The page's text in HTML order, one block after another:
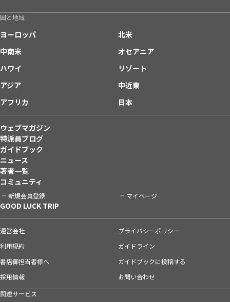
国と地域
ヨーロッパ
北米
中南米
オセアニア
ハワイ
リゾート
アジア
中近東
アフリカ
日本
ウェブマガジン
特派員ブログ
ガイドブック
ニュース
著者一覧
コミュニティ
新規会員登録 マイページ
GOOD LUCK TRIP
運営会社
プライバシーポリシー
利用規約
ガイドライン
書店御担当者様へ
ガイドブックに投稿する
採用情報
お問い合わせ
関連サービス